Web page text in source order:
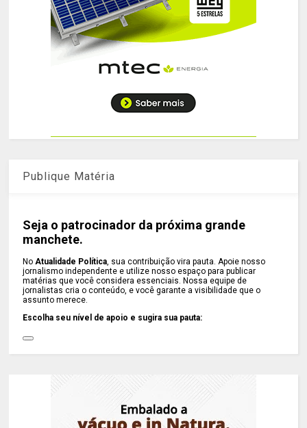
Publique Matéria
Seja o patrocinador da próxima grande
manchete.
No Atualidade Política , sua contribuição vira pauta. Apoie nosso
jornalismo independente e utilize nosso espaço para publicar
matérias que você considera essenciais. Nossa equipe de
jornalistas cria o conteúdo, e você garante a visibilidade que o
assunto merece.
Escolha seu nível de apoio e sugira sua pauta: